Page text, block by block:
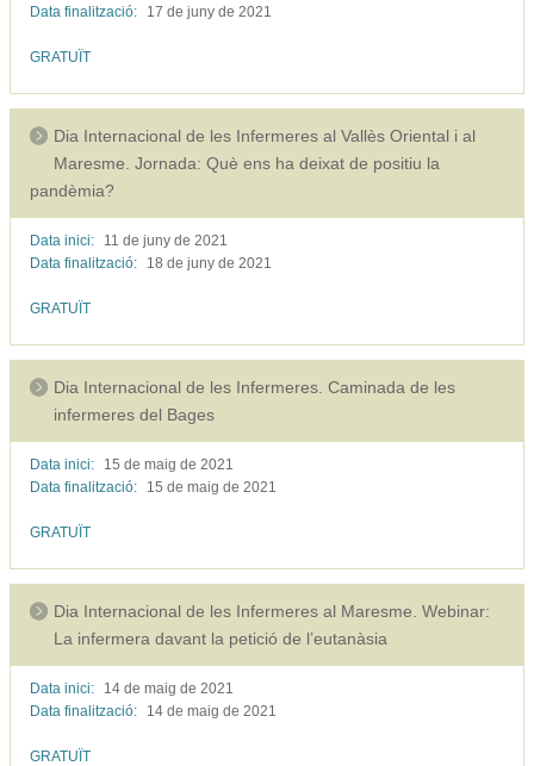
Data finalització:
17 de juny de 2021
GRATUÏT
Dia Internacional de les Infermeres al Vallès Oriental i al
Maresme. Jornada: Què ens ha deixat de positiu la
pandèmia?
Data inici: 11 de juny de 2021
Data finalització:
18 de juny de 2021
GRATUÏT
Dia Internacional de les Infermeres. Caminada de les
infermeres del Bages
Data inici: 15 de maig de 2021
Data finalització:
15 de maig de 2021
GRATUÏT
Dia Internacional de les Infermeres al Maresme. Webinar:
La infermera davant la petició de l’eutanàsia
Data inici: 14 de maig de 2021
Data finalització:
14 de maig de 2021
GRATUÏT